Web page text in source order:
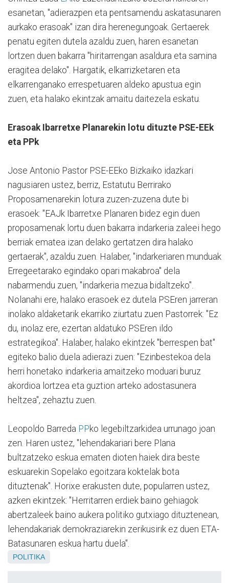
esanetan, "adierazpen eta pentsamendu askatasunaren
aurkako erasoak" izan dira herenegungoak. Gertaerek
penatu egiten dutela azaldu zuen, haren esanetan
lortzen duen bakarra "hiritarrengan asaldura eta samina
eragitea delako". Hargatik, elkarrizketaren eta
elkarrenganako errespetuaren aldeko apustua egin
zuen, eta halako ekintzak amaitu daitezela eskatu.
Erasoak Ibarretxe Planarekin lotu dituzte PSE-EEk
eta PPk
Jose Antonio Pastor PSE-EEko Bizkaiko idazkari
nagusiaren ustez, berriz, Estatutu Berrirako
Proposamenarekin lotura zuzen-zuzena dute bi
erasoek: "EAJk Ibarretxe Planaren bidez egin duen
proposamenak lortu duen bakarra indarkeria zaleei hego
berriak ematea izan delako gertatzen dira halako
gertaerak", azaldu zuen. Halaber, "indarkeriaren munduak
Erregeetarako egindako opari makabroa" dela
nabarmendu zuen, "indarkeria mezua bidaltzeko".
Nolanahi ere, halako erasoek ez dutela PSEren jarreran
inolako aldaketarik ekarriko ziurtatu zuen Pastorrek: "Ez
du, inolaz ere, ezertan aldatuko PSEren ildo
estrategikoa". Halaber, halako ekintzek "berrespen bat"
egiteko balio duela adierazi zuen: "Ezinbestekoa dela
herri honetako indarkeria amaitzeko moduari buruz
akordioa lortzea eta guztion arteko adostasunera
heltzea", zehaztu zuen.
Leopoldo Barreda PPko legebiltzarkidea urrunago joan
zen. Haren ustez, "lehendakariari bere Plana
bultzatzeko eskua ematen dioten haiek dira beste
eskuarekin Sopelako egoitzara koktelak bota
dituztenak". Horixe erakusten dute, popularren ustez,
azken ekintzek: "Herritarren erdiek baino gehiagok
abertzaleek baino aukera politiko gutxiago dituztenean,
lehendakariak demokraziarekin zerikusirik ez duen ETA-
Batasunaren eskua hartu duela".
POLITIKA